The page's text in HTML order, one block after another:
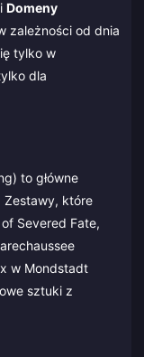
Domeny
zależności od dnia
tylko w
dla
to główne
Zestawy, które
Severed Fate,
w Mondstadt
sztuki z